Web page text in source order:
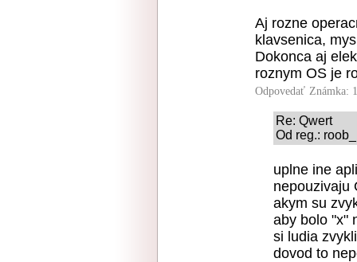
Aj rozne
klavsenica,
Dokonca aj
roznym OS je
Odpovedať Známka:
Re: Qwert
Od reg.:
uplne ine
nepouzivaju
akym su
aby bolo "x"
si ludia
dovod to